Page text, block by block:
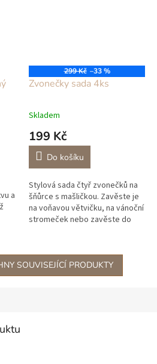
a
299 Kč –33 %
Zvonečky sada 4ks
Skladem
199 Kč
Do košíku
Stylová sada čtyř zvonečků na
šňůrce s mašličkou. Zavěste je
na voňavou větvičku, na vánoční
stromeček nebo zavěste do
SOUVISEJÍCÍ PRODUKTY